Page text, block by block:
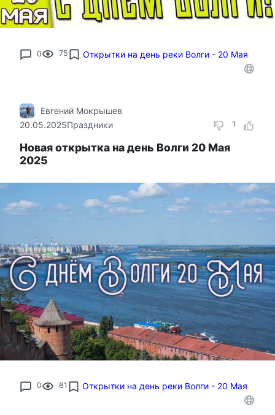
0 75 Открытки на день реки Волги - 20 Мая
1
Евгений Мокрышев
20.05.2025Праздники
Новая открытка на день Волги 20 Мая
2025
0 81 Открытки на день реки Волги - 20 Мая